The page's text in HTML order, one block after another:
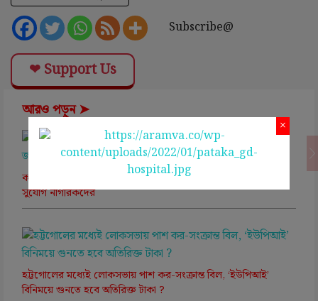
Subscribe@
❤ Support Us
আরও পড়ুন ➤
কলকাতা পুরসভার ওয়ার্ড পুনর্বিন্যাসের বিজ্ঞপ্তি জারি, আপত্তি জানানোর
সুযোগ নাগরিকদের
হট্টগোলের মধ্যেই লোকসভায় পাশ কর-সংক্রান্ত বিল, ‘ইউপিআই’
বিনিময়ে গুনতে হবে অতিরিক্ত টাকা ?
×